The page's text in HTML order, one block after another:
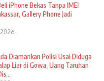
iPhone Bekas Tanpa IMEI
Gallery Phone Jadi
Diamankan Polisi Usai Diduga
Liar di Gowa, Uang Taruhan